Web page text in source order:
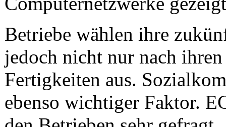
Betriebe wählen ihre
jedoch nicht nur nach
Fertigkeiten aus.
ebenso wichtiger Faktor.